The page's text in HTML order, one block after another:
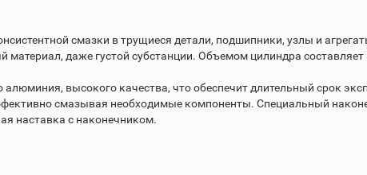
смазки в трущиеся детали, подшипники, узлы и
даже густой субстанции. Объемом цилиндра
высокого качества, что обеспечит длительный срок
смазывая необходимые компоненты. Специальный
наставка с наконечником.